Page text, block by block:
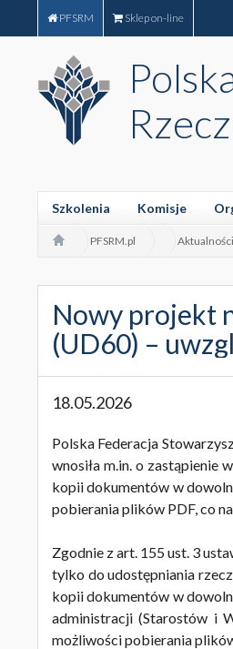
PFSRM Sklep on-line
Szkolenia Komisje
PFSRM.pl Aktualności
Nowy projekt
(UD60) –
18.05.2026
Polska Federacja
wnosiła m.in. o zastąpienie
kopii dokumentów w
pobierania plików PDF, co
Zgodnie z art. 155 ust. 3
tylko do udostępniania
kopii dokumentów w
administracji (Starostów i
możliwości pobierania